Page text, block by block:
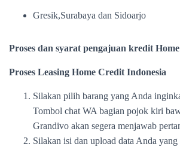
Gresik,Surabaya dan Sidoarjo
Proses dan syarat pengajuan kredit
Proses Leasing Home Credit Indonesia
Silakan pilih barang yang Anda
Tombol chat WA bagian pojok kiri
Grandivo akan segera menjawab
Silakan isi dan upload data Anda